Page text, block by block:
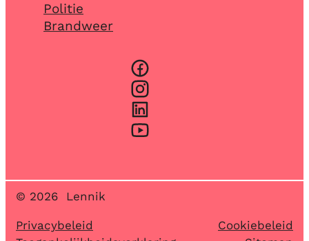
Politie
Brandweer
© 2026 Lennik
Privacybeleid
Cookiebeleid